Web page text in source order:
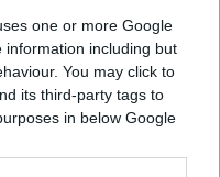
one or more Google
including but
You may click to
its third-party tags to
in below Google
pancia (abbiamo
di Gennaio), anche i
rendono quasi nulla
lo scorso anno
prepotente e
possono